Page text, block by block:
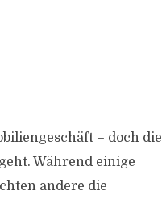
– doch die
Während einige
andere die